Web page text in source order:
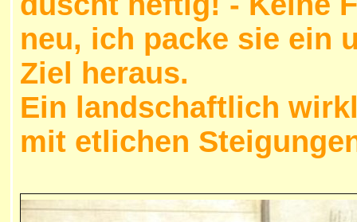
neu, ich packe sie ein
Ziel heraus.
Ein landschaftlich
mit etlichen